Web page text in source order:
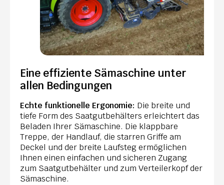
Eine effiziente Sämaschine unter
allen Bedingungen
Echte funktionelle Ergonomie: Die breite und
tiefe Form des Saatgutbehälters erleichtert das
Beladen Ihrer Sämaschine. Die klappbare
Treppe, der Handlauf, die starren Griffe am
Deckel und der breite Laufsteg ermöglichen
Ihnen einen einfachen und sicheren Zugang
zum Saatgutbehälter und zum Verteilerkopf der
Sämaschine.